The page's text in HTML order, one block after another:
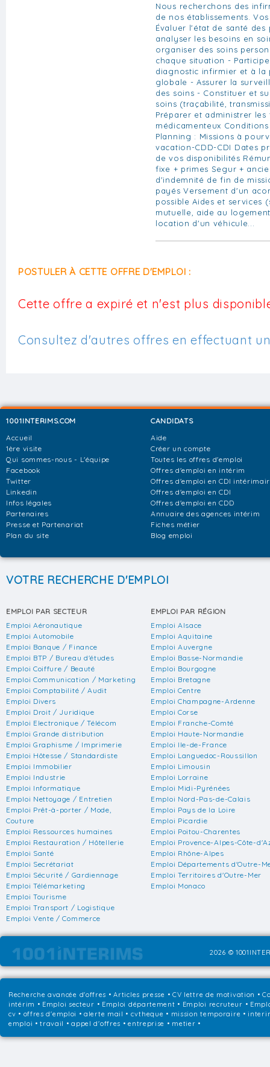
Nous recherchons des
de nos établissements.
Évaluer l'état de santé
analyser les besoins en
organiser des soins
chaque situation -
diagnostic infirmier et à la
globale - Assurer la
des soins - Constituer et
soins (traçabilité,
Préparer et administrer les
médicamenteux
Planning : Missions à
vacation-CDD-CDI Dates
de vos disponibilités
fixe + primes Segur +
d'indemnité de fin de
payés Versement d'un
possible Aides et services
mutuelle, aide au
location d'un véhicule...
POSTULER À CETTE OFFRE D'EMPLOI :
Cette offre a expiré et n'est plus
Consultez d'autres offres en effectuant
1001INTERIMS.COM
Accueil
1ère visite
Qui sommes-nous - L'équipe
Facebook
Twitter
Linkedin
Infos légales
Partenaires
Presse et Partenariat
Plan du site
CANDIDATS
Aide
Créer un compte
Toutes les offres d'emploi
Offres d'emploi en intérim
Offres d'emploi en CDI
Offres d'emploi en CDI
Offres d'emploi en CDD
Annuaire des agences intérim
Fiches métier
Blog emploi
VOTRE RECHERCHE D'EMPLOI
EMPLOI PAR SECTEUR
Emploi Aéronautique
Emploi Automobile
Emploi Banque / Finance
Emploi BTP / Bureau d'études
Emploi Coiffure / Beauté
Emploi Communication / Marketing
Emploi Comptabilité / Audit
Emploi Divers
Emploi Droit / Juridique
Emploi Electronique / Télécom
Emploi Grande distribution
Emploi Graphisme / Imprimerie
Emploi Hôtesse / Standardiste
Emploi Immobilier
Emploi Industrie
Emploi Informatique
Emploi Nettoyage / Entretien
Emploi Prêt-à-porter / Mode,
Couture
Emploi Ressources humaines
Emploi Restauration / Hôtellerie
Emploi Santé
Emploi Secrétariat
Emploi Sécurité / Gardiennage
Emploi Télémarketing
Emploi Tourisme
Emploi Transport / Logistique
Emploi Vente / Commerce
EMPLOI PAR RÉGION
Emploi Alsace
Emploi Aquitaine
Emploi Auvergne
Emploi Basse-Normandie
Emploi Bourgogne
Emploi Bretagne
Emploi Centre
Emploi Champagne-Ardenne
Emploi Corse
Emploi Franche-Comté
Emploi Haute-Normandie
Emploi Ile-de-France
Emploi Languedoc-Roussillon
Emploi Limousin
Emploi Lorraine
Emploi Midi-Pyrénées
Emploi Nord-Pas-de-Calais
Emploi Pays de la Loire
Emploi Picardie
Emploi Poitou-Charentes
Emploi Provence-Alpes-Côte-
Emploi Rhône-Alpes
Emploi Départements d'Outre-
Emploi Territoires d'Outre-Mer
Emploi Monaco
2026 ©
Recherche avancée d'offres •Articles presse • CV lettre de motivation •
intérim • Emploi secteur • Emploi département • Emploi recruteur •
cv • offres d'emploi • alerte mail • cvtheque • mission temporaire •
emploi • travail • appel d'offres • entreprise • metier •